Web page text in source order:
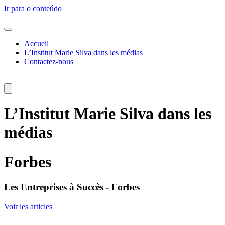
Ir para o conteúdo
Accueil
L’Institut Marie Silva dans les médias
Contactez-nous
L’Institut Marie Silva dans les
médias
Forbes
Les Entreprises à Succès - Forbes
Voir les articles